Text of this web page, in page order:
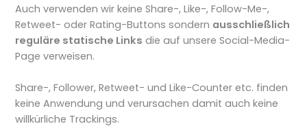
Auch verwenden wir keine Share-, Like-, Follow-Me-,
Retweet- oder Rating-Buttons sondern ausschließlich
reguläre statische Links die auf unsere Social-Media-
Page verweisen.
Share-, Follower, Retweet- und Like-Counter etc. finden
keine Anwendung und verursachen damit auch keine
willkürliche Trackings.